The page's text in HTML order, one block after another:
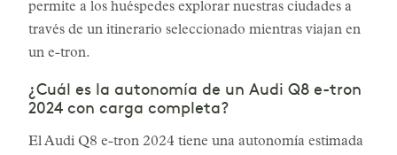
permite a los huéspedes explorar nuestras ciudades a
través de un itinerario seleccionado mientras viajan en
un e-tron.
¿Cuál es la autonomía de un Audi Q8 e-tron
2024 con carga completa?
El Audi Q8 e-tron 2024 tiene una autonomía estimada